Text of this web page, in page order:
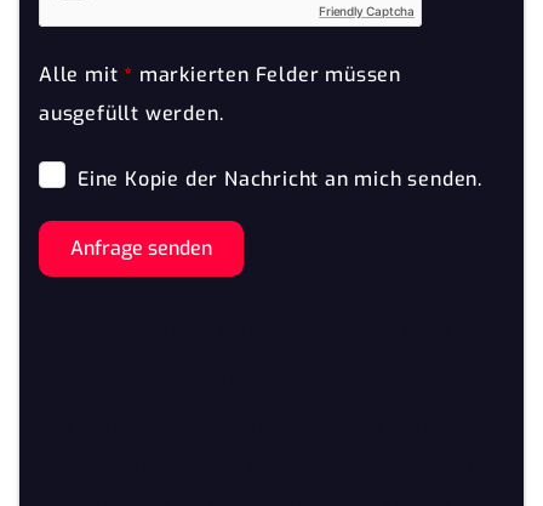
Friendly Captcha
Alle mit* markierten Felder müssen
ausgefüllt werden.
Eine Kopie der Nachricht an mich senden.
Anfrage senden